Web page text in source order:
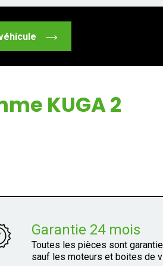
KUGA 2
Garantie 24 mois
Toutes les pièces sont
sauf les moteurs et boites de